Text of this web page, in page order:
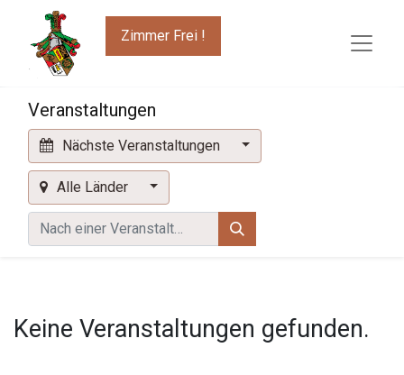
Zimmer Frei !
Veranstaltungen
Nächste Veranstaltungen
Alle Länder
Keine Veranstaltungen gefunden.